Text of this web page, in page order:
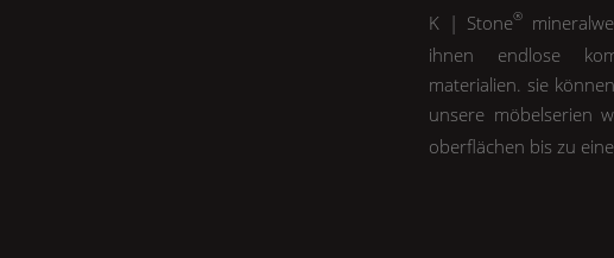
K | Stone®
ihnen endlose
materialien. sie
unsere möbelserien
oberflächen bis zu